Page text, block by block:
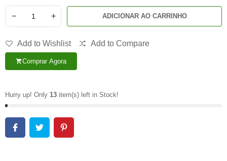
− + ADICIONAR AO CARRINHO
Add to Wishlist Add to Compare
shopping_cartComprar Agora
Hurry up! Only 13 item(s) left in Stock!